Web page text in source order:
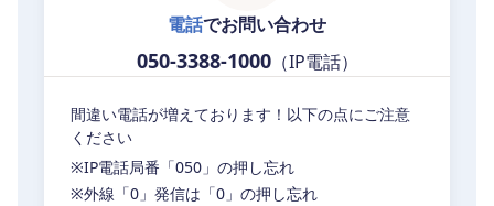
電話でお問い合わせ
050-3388-1000（IP電話）
間違い電話が増えております！以下の点にご注意
ください
※IP電話局番「050」の押し忘れ
※外線「0」発信は「0」の押し忘れ